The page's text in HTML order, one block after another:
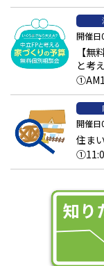
開催日
【無
と考
開催日
住ま